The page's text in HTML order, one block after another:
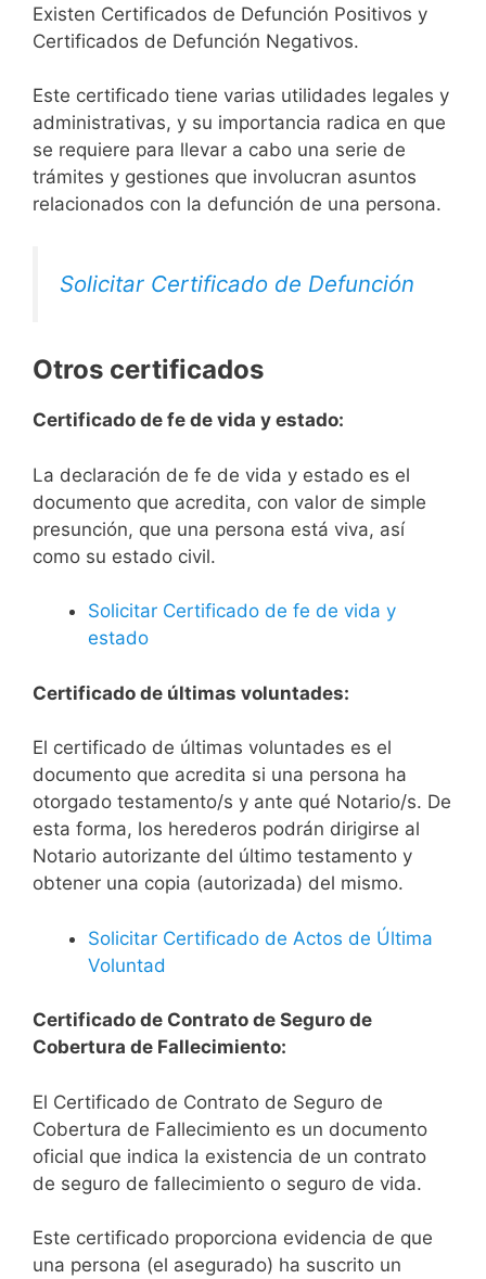
Existen Certificados de Defunción Positivos y
Certificados de Defunción Negativos.
Este certificado tiene varias utilidades legales y
administrativas, y su importancia radica en que
se requiere para llevar a cabo una serie de
trámites y gestiones que involucran asuntos
relacionados con la defunción de una persona.
Solicitar Certificado de Defunción
Otros certificados
Certificado de fe de vida y estado:
La declaración de fe de vida y estado es el
documento que acredita, con valor de simple
presunción, que una persona está viva, así
como su estado civil.
Solicitar Certificado de fe de vida y
estado
Certificado de últimas voluntades:
El certificado de últimas voluntades es el
documento que acredita si una persona ha
otorgado testamento/s y ante qué Notario/s. De
esta forma, los herederos podrán dirigirse al
Notario autorizante del último testamento y
obtener una copia (autorizada) del mismo.
Solicitar Certificado de Actos de Última
Voluntad
Certificado de Contrato de Seguro de
Cobertura de Fallecimiento:
El Certificado de Contrato de Seguro de
Cobertura de Fallecimiento es un documento
oficial que indica la existencia de un contrato
de seguro de fallecimiento o seguro de vida.
Este certificado proporciona evidencia de que
una persona (el asegurado) ha suscrito un